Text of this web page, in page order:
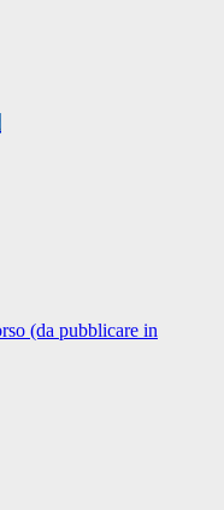
(da pubblicare in